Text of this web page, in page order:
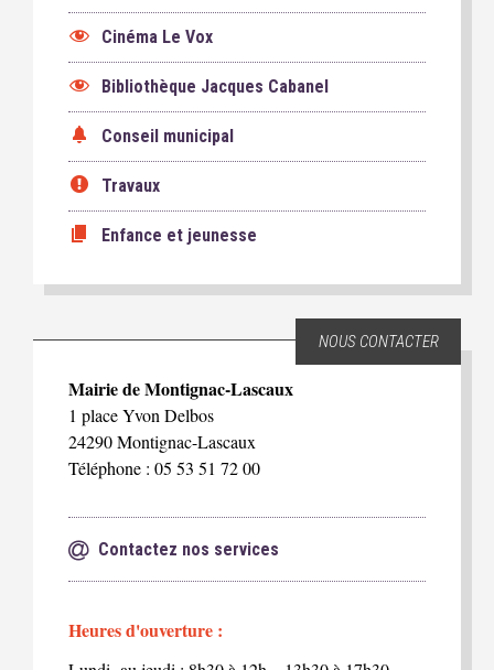
Cinéma Le Vox
Bibliothèque Jacques Cabanel
Conseil municipal
Travaux
Enfance et jeunesse
NOUS CONTACTER
Mairie de Montignac-Lascaux
1 place Yvon Delbos
24290 Montignac-Lascaux
Téléphone : 05 53 51 72 00
Contactez nos services
Heures d'ouverture :